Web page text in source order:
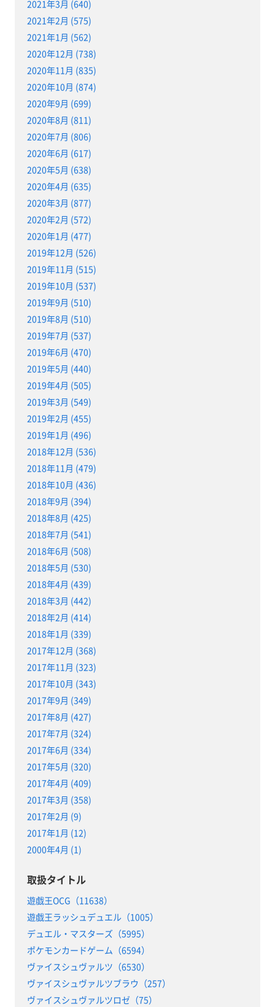
2021年3月 (640)
2021年2月 (575)
2021年1月 (562)
2020年12月 (738)
2020年11月 (835)
2020年10月 (874)
2020年9月 (699)
2020年8月 (811)
2020年7月 (806)
2020年6月 (617)
2020年5月 (638)
2020年4月 (635)
2020年3月 (877)
2020年2月 (572)
2020年1月 (477)
2019年12月 (526)
2019年11月 (515)
2019年10月 (537)
2019年9月 (510)
2019年8月 (510)
2019年7月 (537)
2019年6月 (470)
2019年5月 (440)
2019年4月 (505)
2019年3月 (549)
2019年2月 (455)
2019年1月 (496)
2018年12月 (536)
2018年11月 (479)
2018年10月 (436)
2018年9月 (394)
2018年8月 (425)
2018年7月 (541)
2018年6月 (508)
2018年5月 (530)
2018年4月 (439)
2018年3月 (442)
2018年2月 (414)
2018年1月 (339)
2017年12月 (368)
2017年11月 (323)
2017年10月 (343)
2017年9月 (349)
2017年8月 (427)
2017年7月 (324)
2017年6月 (334)
2017年5月 (320)
2017年4月 (409)
2017年3月 (358)
2017年2月 (9)
2017年1月 (12)
2000年4月 (1)
取扱タイトル
遊戯王OCG（11638）
遊戯王ラッシュデュエル（1005）
デュエル・マスターズ（5995）
ポケモンカードゲーム（6594）
ヴァイスシュヴァルツ（6530）
ヴァイスシュヴァルツブラウ（257）
ヴァイスシュヴァルツロゼ（75）